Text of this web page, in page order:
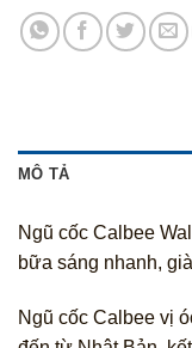
MÔ TẢ
Ngũ cốc Calbee
bữa sáng nhanh,
Ngũ cốc Calbee vị